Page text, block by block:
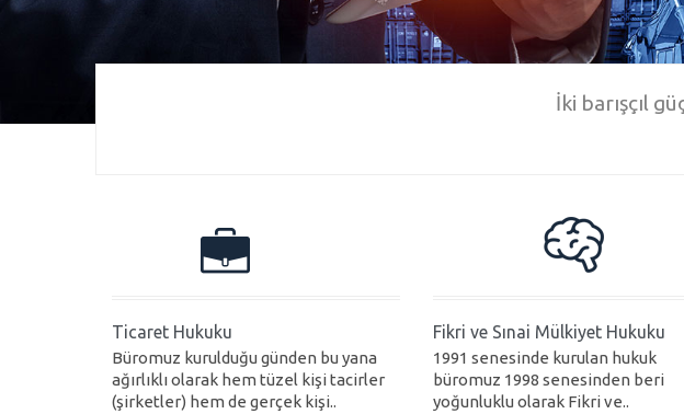
İki barışçıl
Ticaret Hukuku
Büromuz kurulduğu günden bu yana
ağırlıklı olarak hem tüzel kişi tacirler
(şirketler) hem de gerçek kişi..
Fikri ve Sınai Mülkiyet Hukuku
1991 senesinde kurulan hukuk
büromuz 1998 senesinden beri
yoğunluklu olarak Fikri ve..